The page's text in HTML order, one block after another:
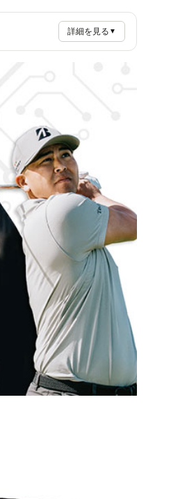
詳細を見る ▼